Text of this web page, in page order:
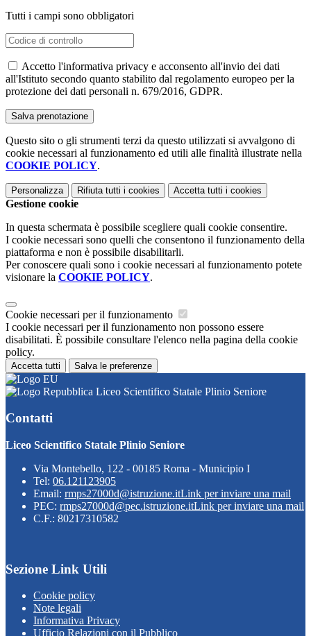
Tutti i campi sono obbligatori
Accetto l'informativa privacy e acconsento all'invio dei dati
all'Istituto secondo quanto stabilito dal regolamento europeo per la
protezione dei dati personali n. 679/2016, GDPR.
Questo sito o gli strumenti terzi da questo utilizzati si avvalgono di
cookie necessari al funzionamento ed utili alle finalità illustrate nella
COOKIE POLICY.
Personalizza Rifiuta tutti i cookies Accetta tutti i cookies
Gestione cookie
In questa schermata è possibile scegliere quali cookie consentire.
I cookie necessari sono quelli che consentono il funzionamento della
piattaforma e non è possibile disabilitarli.
Per conoscere quali sono i cookie necessari al funzionamento potete
visionare la COOKIE POLICY.
Cookie necessari per il funzionamento
I cookie necessari per il funzionamento non possono essere
disabilitati. È possibile consultare l'elenco nella pagina della cookie
policy.
Accetta tutti Salva le preferenze
Liceo Scientifico Statale Plinio Seniore
Contatti
Liceo Scientifico Statale Plinio Seniore
Via Montebello, 122 - 00185 Roma - Municipio I
Tel: 06.121123905
Email: rmps27000d@istruzione.itLink per inviare una mail
PEC: rmps27000d@pec.istruzione.itLink per inviare una mail
C.F.: 80217310582
Sezione Link Utili
Cookie policy
Note legali
Informativa Privacy
Ufficio Relazioni con il Pubblico